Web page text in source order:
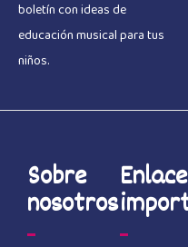
boletín con ideas de
educación musical para tus
niños.
Sobre
nosotros